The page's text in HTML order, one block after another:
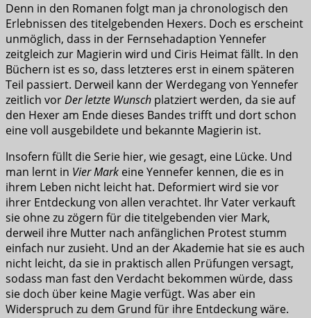
Denn in den Romanen folgt man ja chronologisch den
Erlebnissen des titelgebenden Hexers. Doch es erscheint
unmöglich, dass in der Fernsehadaption Yennefer
zeitgleich zur Magierin wird und Ciris Heimat fällt. In den
Büchern ist es so, dass letzteres erst in einem späteren
Teil passiert. Derweil kann der Werdegang von Yennefer
zeitlich vorDer letzte Wunsch platziert werden, da sie auf
den Hexer am Ende dieses Bandes trifft und dort schon
eine voll ausgebildete und bekannte Magierin ist.
Insofern füllt die Serie hier, wie gesagt, eine Lücke. Und
man lernt in Vier Mark eine Yennefer kennen, die es in
ihrem Leben nicht leicht hat. Deformiert wird sie vor
ihrer Entdeckung von allen verachtet. Ihr Vater verkauft
sie ohne zu zögern für die titelgebenden vier Mark,
derweil ihre Mutter nach anfänglichen Protest stumm
einfach nur zusieht. Und an der Akademie hat sie es auch
nicht leicht, da sie in praktisch allen Prüfungen versagt,
sodass man fast den Verdacht bekommen würde, dass
sie doch über keine Magie verfügt. Was aber ein
Widerspruch zu dem Grund für ihre Entdeckung wäre.